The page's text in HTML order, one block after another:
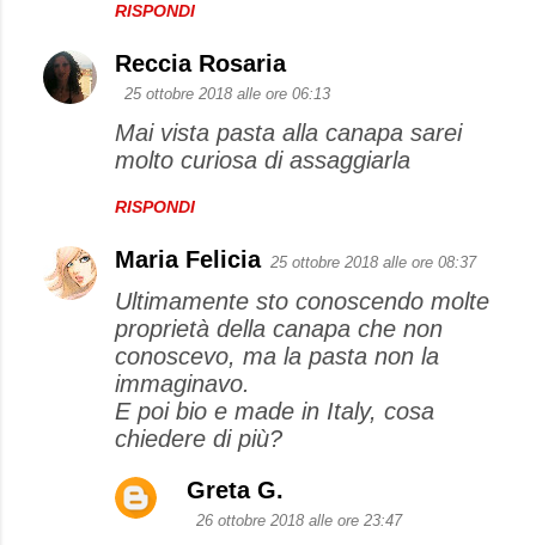
RISPONDI
Reccia Rosaria
25 ottobre 2018 alle ore 06:13
Mai vista pasta alla canapa sarei
molto curiosa di assaggiarla
RISPONDI
Maria Felicia 25 ottobre 2018 alle ore 08:37
Ultimamente sto conoscendo molte
proprietà della canapa che non
conoscevo, ma la pasta non la
immaginavo.
E poi bio e made in Italy, cosa
chiedere di più?
Greta G.
26 ottobre 2018 alle ore 23:47